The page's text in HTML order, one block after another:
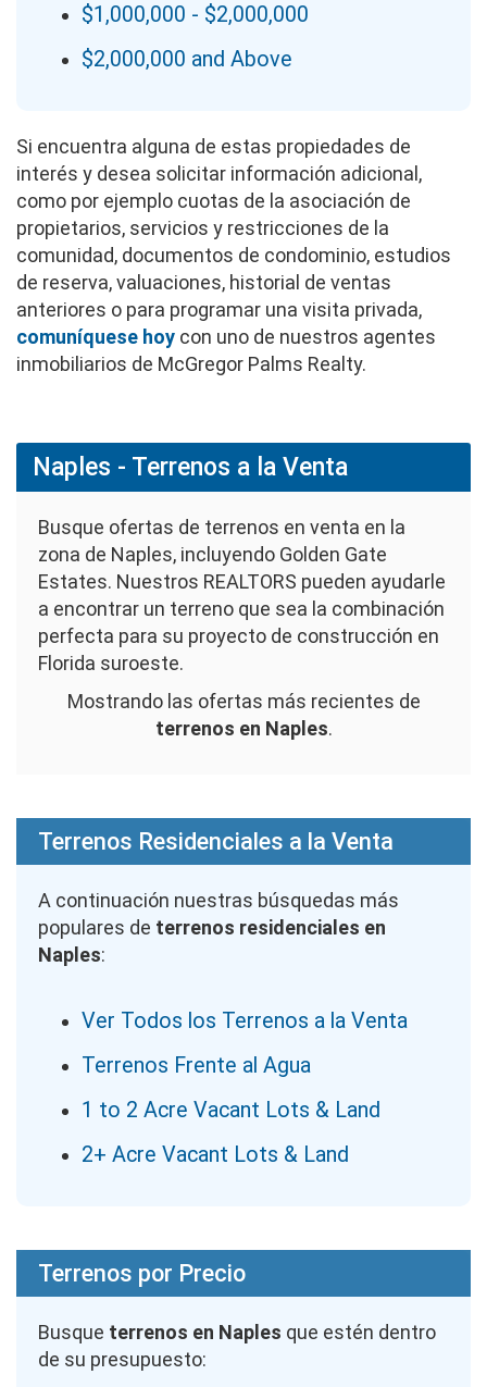
$1,000,000 - $2,000,000
$2,000,000 and Above
Si encuentra alguna de estas propiedades de
interés y desea solicitar información adicional,
como por ejemplo cuotas de la asociación de
propietarios, servicios y restricciones de la
comunidad, documentos de condominio, estudios
de reserva, valuaciones, historial de ventas
anteriores o para programar una visita privada,
comuníquese hoy con uno de nuestros agentes
inmobiliarios de McGregor Palms Realty.
Naples - Terrenos a la Venta
Busque ofertas de terrenos en venta en la
zona de Naples, incluyendo Golden Gate
Estates. Nuestros REALTORS pueden ayudarle
a encontrar un terreno que sea la combinación
perfecta para su proyecto de construcción en
Florida suroeste.
Mostrando las ofertas más recientes de
terrenos en Naples.
Terrenos Residenciales a la Venta
A continuación nuestras búsquedas más
populares de terrenos residenciales en
Naples:
Ver Todos los Terrenos a la Venta
Terrenos Frente al Agua
1 to 2 Acre Vacant Lots & Land
2+ Acre Vacant Lots & Land
Terrenos por Precio
Busque terrenos en Naples que estén dentro
de su presupuesto: